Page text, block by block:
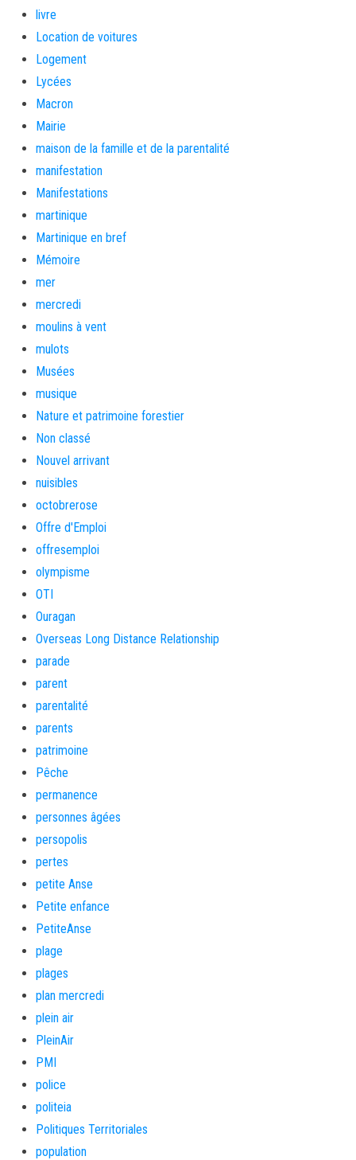
livre
Location de voitures
Logement
Lycées
Macron
Mairie
maison de la famille et de la parentalité
manifestation
Manifestations
martinique
Martinique en bref
Mémoire
mer
mercredi
moulins à vent
mulots
Musées
musique
Nature et patrimoine forestier
Non classé
Nouvel arrivant
nuisibles
octobrerose
Offre d'Emploi
offresemploi
olympisme
OTI
Ouragan
Overseas Long Distance Relationship
parade
parent
parentalité
parents
patrimoine
Pêche
permanence
personnes âgées
persopolis
pertes
petite Anse
Petite enfance
PetiteAnse
plage
plages
plan mercredi
plein air
PleinAir
PMI
police
politeia
Politiques Territoriales
population